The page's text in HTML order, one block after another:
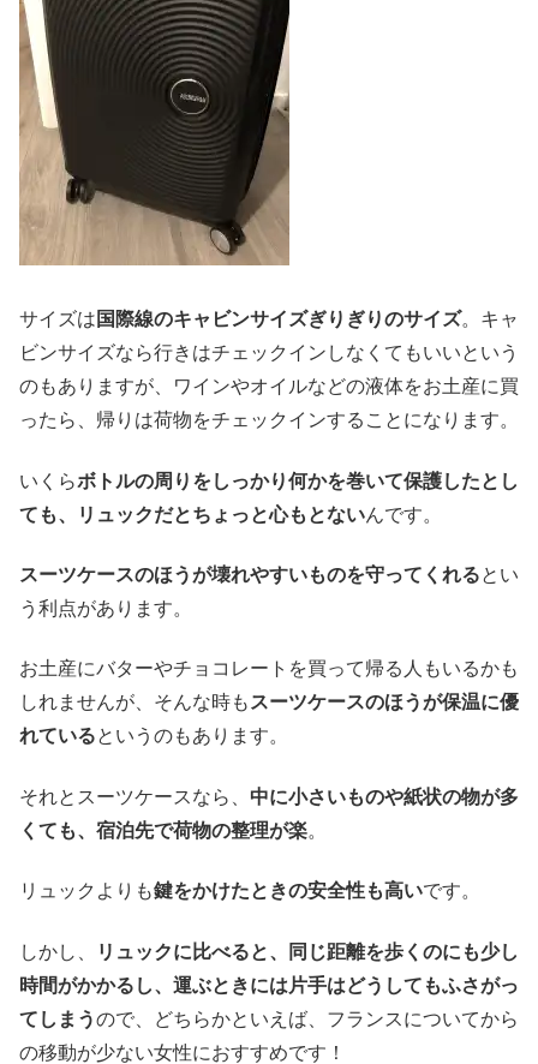
サイズは国際線のキャビンサイズぎりぎりのサイズ。キャ
ビンサイズなら行きはチェックインしなくてもいいという
のもありますが、ワインやオイルなどの液体をお土産に買
ったら、帰りは荷物をチェックインすることになります。
いくらボトルの周りをしっかり何かを巻いて保護したとし
ても、リュックだとちょっと心もとないんです。
スーツケースのほうが壊れやすいものを守ってくれるとい
う利点があります。
お土産にバターやチョコレートを買って帰る人もいるかも
しれませんが、そんな時もスーツケースのほうが保温に優
れているというのもあります。
それとスーツケースなら、 中に小さいものや紙状の物が多
くても、宿泊先で荷物の整理が楽。
リュックよりも鍵をかけたときの安全性も高いです。
しかし、
リュックに比べると、同じ距離を歩くのにも少し
時間がかかるし、運ぶときには片手はどうしてもふさがっ
てしまうので、どちらかといえば、フランスについてから
の移動が少ない女性におすすめです！